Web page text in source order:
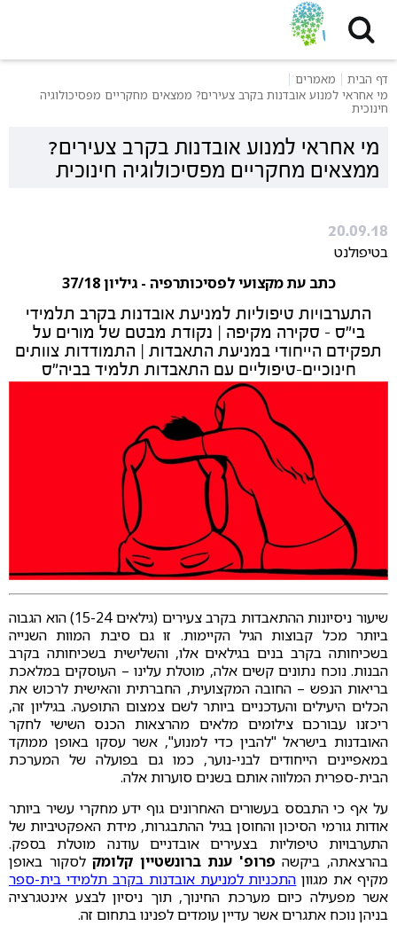
דף הבית
מאמרים
מי אחראי למנוע אובדנות בקרב צעירים? ממצאים מחקריים מפסיכולוגיה
חינוכית
מי אחראי למנוע אובדנות בקרב צעירים?
ממצאים מחקריים מפסיכולוגיה חינוכית
20.09.18
בטיפולנט
כתב עת מקצועי לפסיכותרפיה -גיליון 37/18
התערבויות טיפוליות למניעת אובדנות בקרב תלמידי
בי"ס - סקירה מקיפה | נקודת מבטם של מורים על
תפקידם הייחודי במניעת התאבדות | התמודדות צוותים
חינוכיים-טיפוליים עם התאבדות תלמיד בביה"ס
שיעור ניסיונות ההתאבדות בקרב צעירים (גילאים 15-24) הוא הגבוה
ביותר מכל קבוצות הגיל הקיימות. זו גם סיבת המוות השנייה
בשכיחותה בקרב בנים בגילאים אלו, והשלישית בשכיחותה בקרב
הבנות. נוכח נתונים קשים אלה, מוטלת עלינו – העוסקים במלאכת
בריאות הנפש – החובה המקצועית, החברתית והאישית לרכוש את
הכלים היעילים והעדכניים ביותר לשם צמצום התופעה. בגיליון זה,
ריכזנו עבורכם צילומים מלאים מהרצאות הכנס השישי לחקר
האובדנות בישראל "להבין כדי למנוע", אשר עסקו באופן ממוקד
במאפיינים הייחודים לבני-נוער, כמו גם בפועלה של המערכת
הבית-ספרית המלווה אותם בשנים סוערות אלה.
על אף כי התבסס בעשורים האחרונים גוף ידע מחקרי עשיר ביותר
אודות גורמי הסיכון והחוסן בגיל ההתבגרות, מידת האפקטיביות של
התערבויות טיפוליות בצעירים אובדניים עודנה מוטלת בספק.
בהרצאתה, ביקשה פרופ' ענת ברונשטיין קלומקלסקור באופן
מקיף את מגוון התכניות למניעת אובדנות בקרב תלמידי בית-ספר
אשר מפעילה כיום מערכת החינוך, תוך ניסיון לבצע אינטגרציה
בניהן נוכח אתגרים אשר עדיין עומדים לפנינו בתחום זה.